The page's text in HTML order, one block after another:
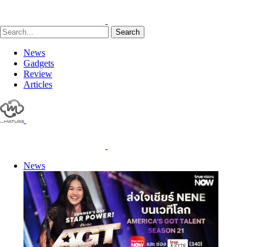
Search
News
Gadgets
Review
Articles
News